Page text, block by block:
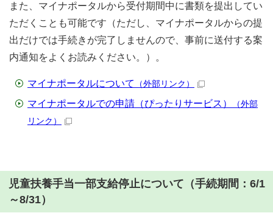
また、マイナポータルから受付期間中に書類を提出してい
ただくことも可能です（ただし、マイナポータルからの提
出だけでは手続きが完了しませんので、事前に送付する案
内通知をよくお読みください。）。
マイナポータルについて （外部リンク）
マイナポータルでの申請（ぴったりサービス）
（外部
リンク）
児童扶養手当一部支給停止について（手続期間：6/1
～8/31）